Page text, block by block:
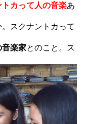
カって人の音楽あ
スクナントカって
音楽家とのこと。ス